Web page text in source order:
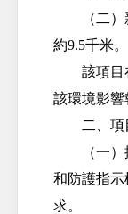
（二）新
約9.5千米。
該項目在
該環境影響
二、項目
（一）採
和防護指
求。